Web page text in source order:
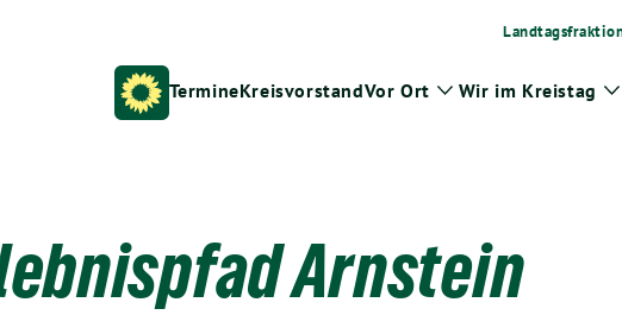
TermineKreisvorstandVor Ort Zeige
Wir im Kreistag
Arnstein